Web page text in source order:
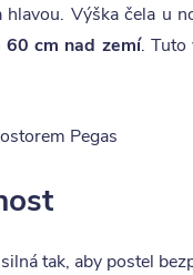
Výška čela u
60 cm nad zemí. Tuto
tak, aby postel